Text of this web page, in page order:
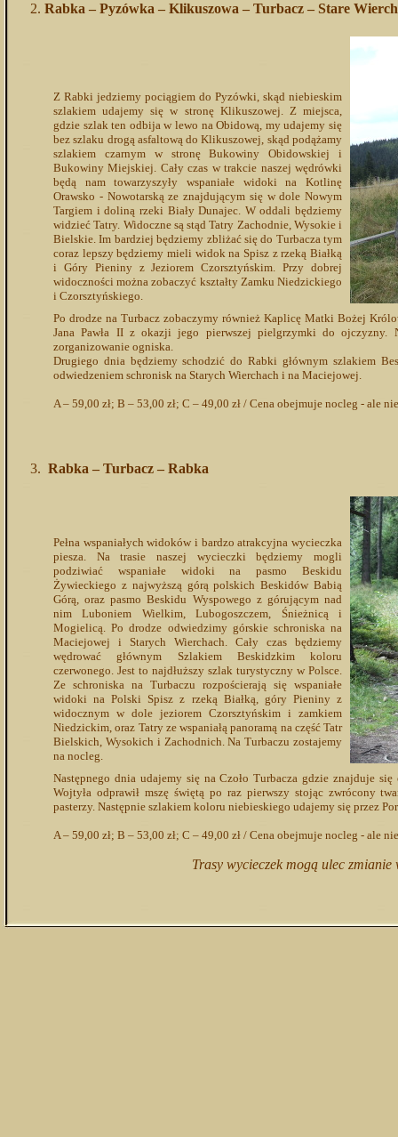
Rabka – Pyzówka – Klikuszowa – Turbacz – Stare
Z Rabki jedziemy pociągiem do Pyzówki, skąd niebieskim
szlakiem udajemy się w stronę Klikuszowej. Z miejsca,
gdzie szlak ten odbija w lewo na Obidową, my udajemy się
bez szlaku drogą asfaltową do Klikuszowej, skąd podążamy
szlakiem czarnym w stronę Bukowiny Obidowskiej i
Bukowiny Miejskiej. Cały czas w trakcie naszej wędrówki
będą nam towarzyszyły wspaniałe widoki na Kotlinę
Orawsko - Nowotarską ze znajdującym się w dole Nowym
Targiem i doliną rzeki Biały Dunajec. W oddali będziemy
widzieć Tatry. Widoczne są stąd Tatry Zachodnie, Wysokie i
Bielskie. Im bardziej będziemy zbliżać się do Turbacza tym
coraz lepszy będziemy mieli widok na Spisz z rzeką Białką
i Góry Pieniny z Jeziorem Czorsztyńskim. Przy dobrej
widoczności można zobaczyć kształty Zamku Niedzickiego
i Czorsztyńskiego.
Po drodze na Turbacz zobaczymy również Kaplicę Matki Bożej
Jana Pawła II z okazji jego pierwszej pielgrzymki do ojczyzny.
zorganizowanie ogniska.
Drugiego dnia będziemy schodzić do Rabki głównym szlakiem
odwiedzeniem schronisk na Starych Wierchach i na Maciejowej.
A – 59,00 zł; B – 53,00 zł; C – 49,00 zł / Cena obejmuje nocleg - ale
Rabka – Turbacz – Rabka
Pełna wspaniałych widoków i bardzo atrakcyjna wycieczka
piesza. Na trasie naszej wycieczki będziemy mogli
podziwiać wspaniałe widoki na pasmo Beskidu
Żywieckiego z najwyższą górą polskich Beskidów Babią
Górą, oraz pasmo Beskidu Wyspowego z górującym nad
nim Luboniem Wielkim, Lubogoszczem, Śnieżnicą i
Mogielicą. Po drodze odwiedzimy górskie schroniska na
Maciejowej i Starych Wierchach. Cały czas będziemy
wędrować głównym Szlakiem Beskidzkim koloru
czerwonego. Jest to najdłuższy szlak turystyczny w Polsce.
Ze schroniska na Turbaczu rozpościerają się wspaniałe
widoki na Polski Spisz z rzeką Białką, góry Pieniny z
widocznym w dole jeziorem Czorsztyńskim i zamkiem
Niedzickim, oraz Tatry ze wspaniałą panoramą na część Tatr
Bielskich, Wysokich i Zachodnich. Na Turbaczu zostajemy
na nocleg.
Następnego dnia udajemy się na Czoło Turbacza gdzie znajduje
Wojtyła odprawił mszę świętą po raz pierwszy stojąc zwrócony
pasterzy. Następnie szlakiem koloru niebieskiego udajemy się przez
A – 59,00 zł; B – 53,00 zł; C – 49,00 zł / Cena obejmuje nocleg - ale
Trasy wycieczek mogą ulec zmianie